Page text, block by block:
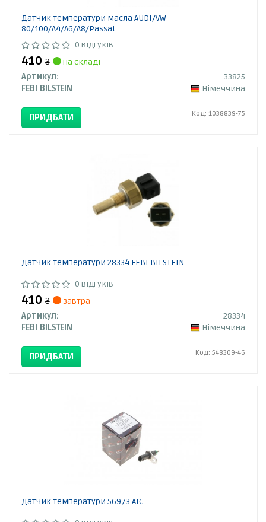
Датчик температури масла AUDI/VW
80/100/A4/A6/A8/Passat
0 відгуків
410 ₴
на складі
Артикул:
33825
FEBI BILSTEIN
Німеччина
ПРИДБАТИ Код: 1038839-75
Датчик температури 28334 FEBI BILSTEIN
0 відгуків
410 ₴
завтра
Артикул:
28334
FEBI BILSTEIN
Німеччина
ПРИДБАТИ Код: 548309-46
Датчик температури 56973 AIC